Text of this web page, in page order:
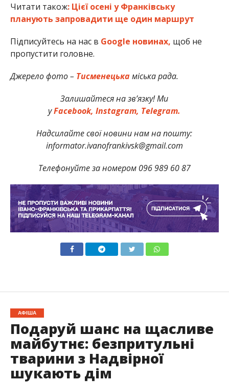
Читати також: Цієї осені у Франківську
планують запровадити ще один маршрут
Підписуйтесь на нас в Google новинах, щоб не
пропустити головне.
Джерело фото – Тисменецькаміська рада.
Залишайтеся на зв’язку! Ми
уFacebook, Instagram, Telegram.
Надсилайте свої новини нам на пошту:
informator.ivanofrankivsk@gmail.com
Телефонуйте за номером 096 989 60 87
АФІША
Подаруй шанс на щасливе
майбутнє: безпритульні
тварини з Надвірної
шукають дім